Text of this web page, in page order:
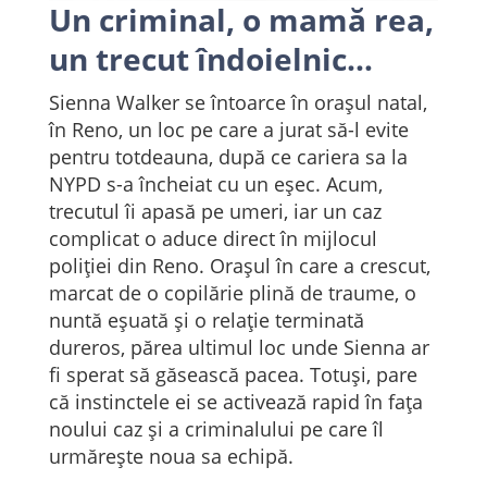
Un criminal, o mamă rea,
un trecut îndoielnic…
Sienna Walker se întoarce în orașul natal,
în Reno, un loc pe care a jurat să-l evite
pentru totdeauna, după ce cariera sa la
NYPD s-a încheiat cu un eșec. Acum,
trecutul îi apasă pe umeri, iar un caz
complicat o aduce direct în mijlocul
poliției din Reno. Orașul în care a crescut,
marcat de o copilărie plină de traume, o
nuntă eșuată și o relație terminată
dureros, părea ultimul loc unde Sienna ar
fi sperat să găsească pacea. Totuși, pare
că instinctele ei se activează rapid în fața
noului caz și a criminalului pe care îl
urmărește noua sa echipă.